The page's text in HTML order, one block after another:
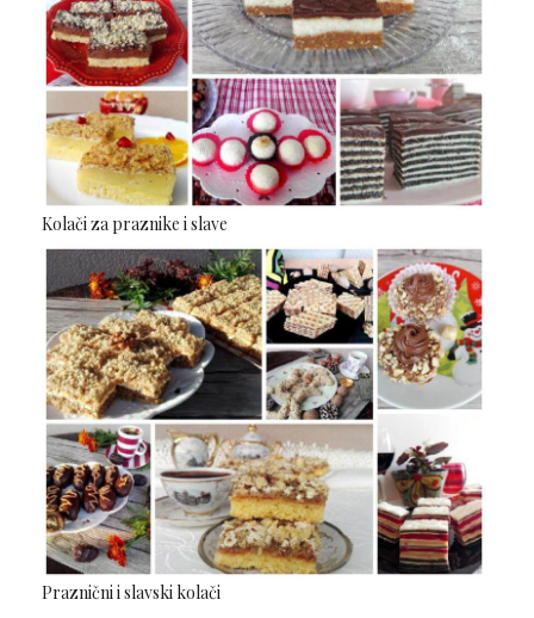
Kolači za praznike i slave
Praznični i slavski kolači